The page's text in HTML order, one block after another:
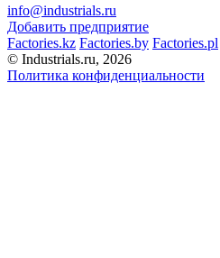
info@industrials.ru
Добавить предприятие
Factories.kz Factories.by Factories.pl
© Industrials.ru, 2026
Политика конфиденциальности